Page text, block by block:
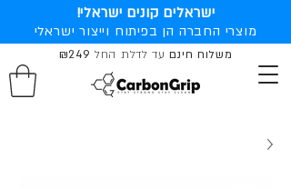
משלוח חינםעד לדלת החל ₪249
מוצרי החברה הן בפיתוח וייצור ישראלי
ישראלים קונים ישראלי!